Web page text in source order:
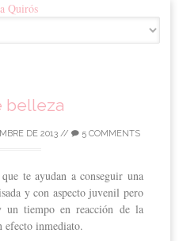
belleza
DE 2013 // 5 COMMENTS
te ayudan a conseguir una
y con aspecto juvenil pero
un tiempo en reacción de la
efecto inmediato.